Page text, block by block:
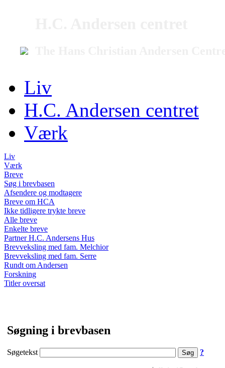
Liv
H.C. Andersen centret
Værk
Liv
Værk
Breve
Søg i brevbasen
Afsendere og modtagere
Breve om HCA
Ikke tidligere trykte breve
Alle breve
Enkelte breve
Partner H.C. Andersens Hus
Brevveksling med fam. Melchior
Brevveksling med fam. Serre
Rundt om Andersen
Forskning
Titler oversat
Søgning i brevbasen
Søgetekst ?